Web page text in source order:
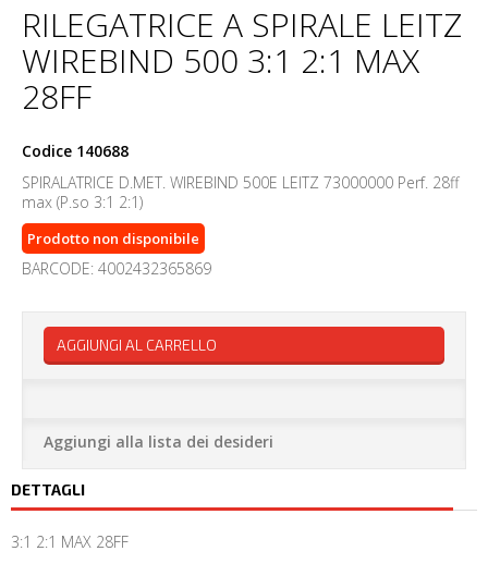
RILEGATRICE A SPIRALE LEITZ
WIREBIND 500 3:1 2:1 MAX
28FF
Codice 140688
SPIRALATRICE D.MET. WIREBIND 500E LEITZ 73000000 Perf. 28ff
max (P.so 3:1 2:1)
Prodotto non disponibile
BARCODE: 4002432365869
AGGIUNGI AL CARRELLO
Aggiungi alla lista dei desideri
DETTAGLI
3:1 2:1 MAX 28FF